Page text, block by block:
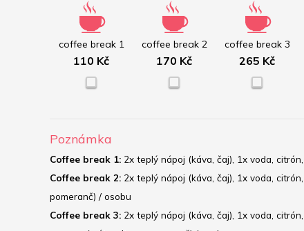
coffee break 1
110 Kč
coffee break 2
170 Kč
coffee break 3
265 Kč
Poznámka
Coffee break 1: 2x teplý nápoj (káva, čaj), 1x voda,
Coffee break 2: 2x teplý nápoj (káva, čaj), 1x voda,
pomeranč) / osobu
Coffee break 3: 2x teplý nápoj (káva, čaj), 1x voda,